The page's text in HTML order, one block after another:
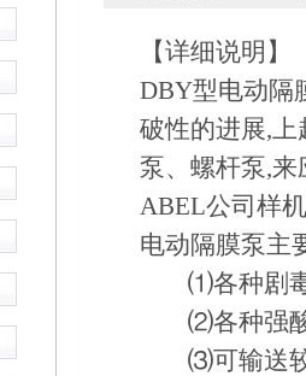
【详细说明】
DBY型电动隔
破性的进展,
泵、螺杆泵,
ABEL公司样
电动隔膜泵主
⑴各种剧毒
⑵各种强酸
⑶可输送较